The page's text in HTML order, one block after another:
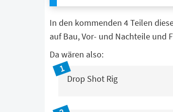
In den kommenden 4 Teilen
auf Bau, Vor- und Nachteile und
Da wären also:
Drop Shot Rig